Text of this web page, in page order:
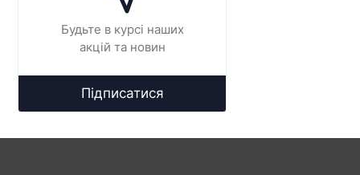
Будьте в курсі наших
акцій та новин
Підписатися